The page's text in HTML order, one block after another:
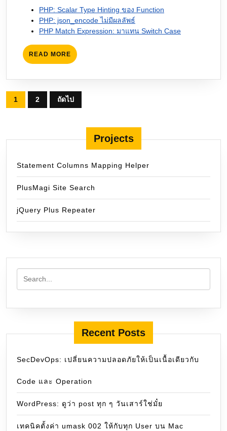
PHP: Scalar Type Hinting ของ Function
PHP: json_encode ไม่มีผลลัพธ์
PHP Match Expression: มาแทน Switch Case
READ MORE READ
MORE
Posts
pagination
1 2 ถัดไป
Projects
Statement Columns Mapping Helper
PlusMagi Site Search
jQuery Plus Repeater
Recent Posts
SecDevOps: เปลี่ยนความปลอดภัยให้เป็นเนื้อเดียวกับ
Code และ Operation
WordPress: ดูว่า post ทุก ๆ วันเสาร์ใช่มั๋ย
เทคนิคตั้งค่า umask 002 ให้กับทุก User บน Mac